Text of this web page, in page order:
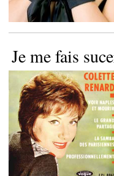
Je me fais